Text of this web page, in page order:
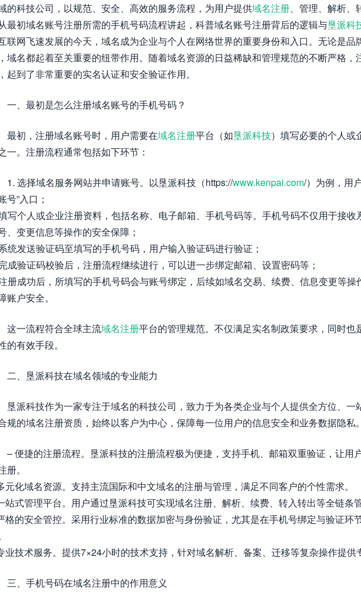
的科技公司，以规范、安全、高效的服务流程，为用户提供域名注册、管理、解析、
最初域名账号注册所需的手机号码流程讲起，科普域名账号注册背后的逻辑与垦派科
联网飞速发展的今天，域名成为企业与个人在网络世界的重要身份和入口。无论是品
域名都起着至关重要的纽带作用。随着域名资源的日益稀缺和管理规范的不断严格，
起到了非常重要的实名认证和安全验证作用。
一、最初是怎么注册域名账号的手机号码？
最初，注册域名账号时，用户需要在域名注册平台（如垦派科技）填写必要的个人或
一。注册流程通常包括如下环节：
1. 选择域名服务网站并申请账号。以垦派科技（https://www.kenpai.com/）为例，用
号”入口；
写个人或企业注册资料，包括名称、电子邮箱、手机号码等。手机号码不仅用于接收
、变更信息等操作的安全保障；
统发送验证码至填写的手机号码，用户输入验证码进行验证；
成验证码校验后，注册流程继续进行，可以进一步绑定邮箱、设置密码等；
册成功后，所填写的手机号码会与账号绑定，后续如域名交易、续费、信息变更等操
账户安全。
这一流程符合全球主流域名注册平台的管理规范。不仅满足实名制政策要求，同时也
的有效手段。
二、垦派科技在域名领域的专业能力
垦派科技作为一家专注于域名的科技公司，致力于为各类企业与个人提供全方位、一
规的域名注册资质，始终以客户为中心，保障每一位用户的信息安全和业务数据隐私
– 便捷的注册流程。垦派科技的注册流程极为便捷，支持手机、邮箱双重验证，让用
册。
元化域名资源。支持主流国际和中文域名的注册与管理，满足不同客户的个性需求。
站式管理平台。用户通过垦派科技可实现域名注册、解析、续费、转入转出等全链条
格的安全管控。采用行业标准的数据加密与身份验证，尤其是在手机号绑定与验证环
业技术服务。提供7×24小时的技术支持，针对域名解析、备案、迁移等复杂操作提供
三、手机号码在域名注册中的作用意义